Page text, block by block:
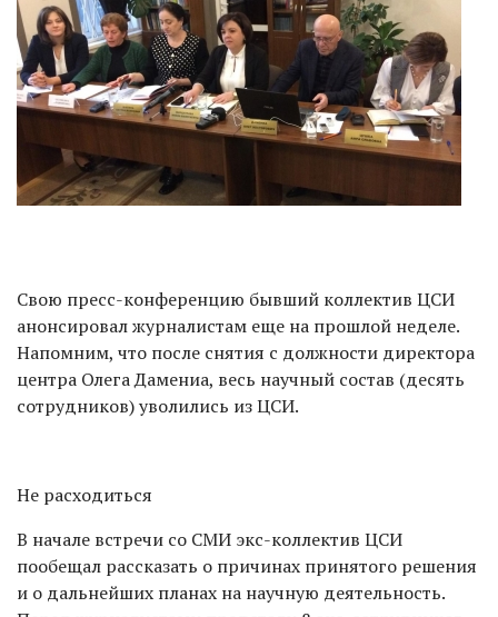
Свою пресс-конференцию бывший коллектив ЦСИ
анонсировал журналистам еще на прошлой неделе.
Напомним, что после снятия с должности директора
центра Олега Дамениа, весь научный состав (десять
сотрудников) уволились из ЦСИ.
Не расходиться
В начале встречи со СМИ экс-коллектив ЦСИ
пообещал рассказать о причинах принятого решения
и о дальнейших планах на научную деятельность.